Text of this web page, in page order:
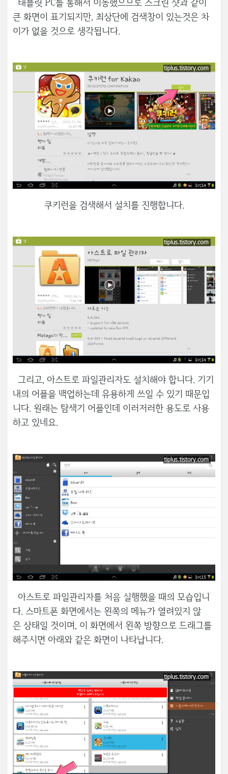
큰 화면이 표기되지만, 최상단에 검색창이 있는것은 차
이가 없을 것으로 생각됩니다.
쿠키런을 검색해서 설치를 진행합니다.
그리고, 아스트로 파일관리자도 설치해야 합니다. 기기
내의 어플을 백업하는데 유용하게 쓰일 수 있기 때문입
니다. 원래는 탐색기 어플인데 이러저러한 용도로 사용
하고 있네요.
아스트로 파일관리자를 처음 실행했을 때의 모습입니
다. 스마트폰 화면에서는 왼쪽의 메뉴가 열려있지 않
은 상태일 것이며, 이 화면에서 왼쪽 방향으로 드래그를
해주시면 아래와 같은 화면이 나타납니다.